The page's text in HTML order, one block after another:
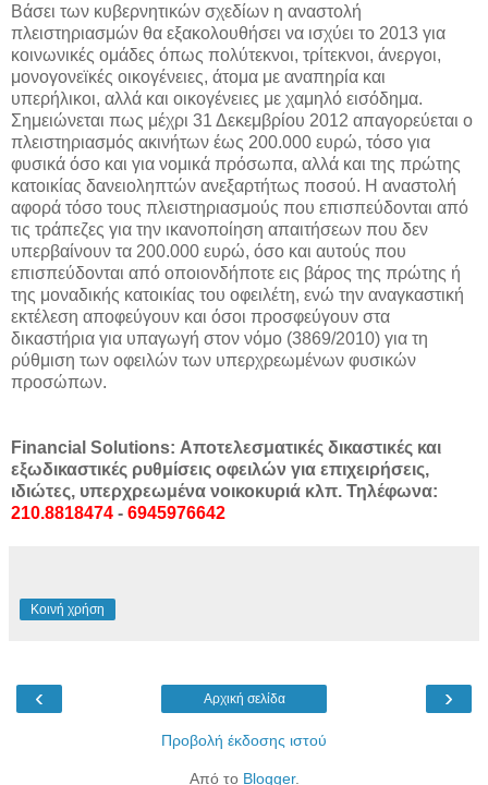
Βάσει των κυβερνητικών σχεδίων η αναστολή
πλειστηριασμών θα εξακολουθήσει να ισχύει το 2013 για
κοινωνικές ομάδες όπως πολύτεκνοι, τρίτεκνοι, άνεργοι,
μονογονεϊκές οικογένειες, άτομα με αναπηρία και
υπερήλικοι, αλλά και οικογένειες με χαμηλό εισόδημα.
Σημειώνεται πως μέχρι 31 Δεκεμβρίου 2012 απαγορεύεται ο
πλειστηριασμός ακινήτων έως 200.000 ευρώ, τόσο για
φυσικά όσο και για νομικά πρόσωπα, αλλά και της πρώτης
κατοικίας δανειοληπτών ανεξαρτήτως ποσού. Η αναστολή
αφορά τόσο τους πλειστηριασμούς που επισπεύδονται από
τις τράπεζες για την ικανοποίηση απαιτήσεων που δεν
υπερβαίνουν τα 200.000 ευρώ, όσο και αυτούς που
επισπεύδονται από οποιονδήποτε εις βάρος της πρώτης ή
της μοναδικής κατοικίας του οφειλέτη, ενώ την αναγκαστική
εκτέλεση αποφεύγουν και όσοι προσφεύγουν στα
δικαστήρια για υπαγωγή στον νόμο (3869/2010) για τη
ρύθμιση των οφειλών των υπερχρεωμένων φυσικών
προσώπων.
Financial Solutions: Αποτελεσματικές δικαστικές και
εξωδικαστικές ρυθμίσεις οφειλών για επιχειρήσεις,
ιδιώτες, υπερχρεωμένα νοικοκυριά κλπ. Τηλέφωνα:
210.8818474 - 6945976642
Κοινή χρήση
‹ ›
Αρχική σελίδα
Προβολή έκδοσης ιστού
Από το Blogger.